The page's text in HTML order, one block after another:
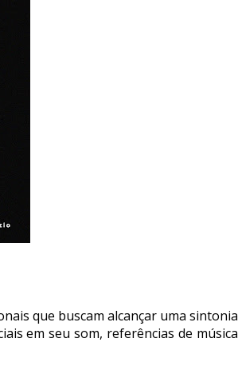
que buscam alcançar uma sintonia
em seu som, referências de música